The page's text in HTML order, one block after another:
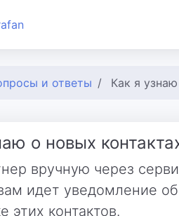
и ответы Как я
о новых
вручную через
идет уведомление
этих контактов.